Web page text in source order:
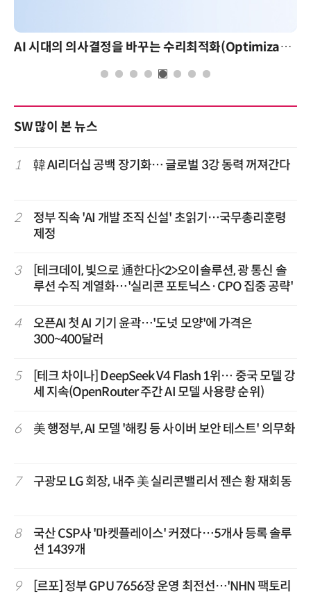
AI 시대의 의사결정을 바꾸는 수리최적화(Optimization): 실제 산업 적용 사례와 활용 전략
SW 많이 본 뉴스
1 韓 AI리더십 공백 장기화… 글로벌 3강 동력 꺼져간다
2
정부 직속 'AI 개발 조직 신설' 초읽기…국무총리훈령
제정
3
[테크데이, 빛으로 通한다]<2>오이솔루션, 광 통신 솔
루션 수직 계열화…'실리콘 포토닉스·CPO 집중 공략'
4
오픈AI 첫 AI 기기 윤곽…'도넛 모양'에 가격은
300~400달러
5
[테크 차이나] DeepSeek V4 Flash 1위… 중국 모델 강
세 지속(OpenRouter 주간 AI 모델 사용량 순위)
6 美 행정부, AI 모델 '해킹 등 사이버 보안 테스트' 의무화
7 구광모 LG 회장, 내주 美 실리콘밸리서 젠슨 황 재회동
8
국산 CSP사 '마켓플레이스' 커졌다…5개사 등록 솔루
션 1439개
9
[르포] 정부 GPU 7656장 운영 최전선…'NHN 팩토리